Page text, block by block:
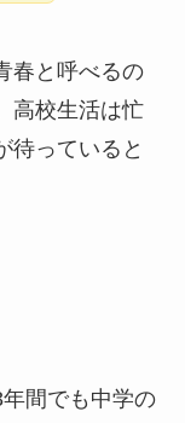
春と呼べるの
高校生活は忙
待っていると
間でも中学の